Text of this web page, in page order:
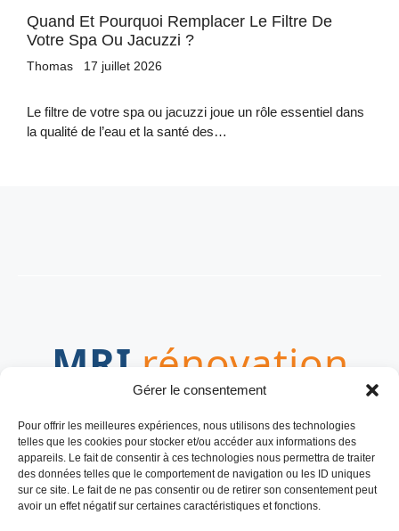
Gérer le consentement
Pour offrir les meilleures expériences, nous utilisons des technologies
telles que les cookies pour stocker et/ou accéder aux informations des
appareils. Le fait de consentir à ces technologies nous permettra de traiter
des données telles que le comportement de navigation ou les ID uniques
sur ce site. Le fait de ne pas consentir ou de retirer son consentement peut
avoir un effet négatif sur certaines caractéristiques et fonctions.
Quand Et Pourquoi Remplacer Le Filtre De
Votre Spa Ou Jacuzzi ?
Thomas 17 juillet 2026
Le filtre de votre spa ou jacuzzi joue un rôle essentiel dans
la qualité de l’eau et la santé des…
TRAVAUX